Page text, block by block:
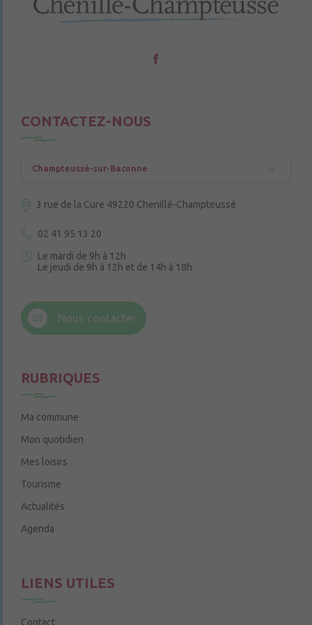
CONTACTEZ-NOUS
Champteussé-sur-Baconne
3 rue de la Cure 49220 Chenillé-Champteussé
02 41 95 13 20
Le mardi de 9h à 12h
Le jeudi de 9h à 12h et de 14h à 18h
Nous contacter
RUBRIQUES
Ma commune
Mon quotidien
Mes loisirs
Tourisme
Actualités
Agenda
LIENS UTILES
Contact